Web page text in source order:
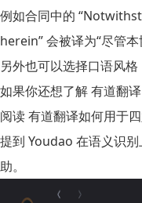
例如合同中的
herein” 会被译为“尽管本
另外也可以选择口语风格
如果你还想了解 有道翻
阅读有道翻译如何用于
提到 Youdao 在语义识
助。